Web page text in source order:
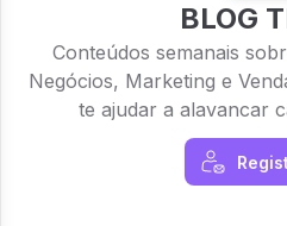
BLOG
Conteúdos semanais
Negócios, Marketing e
te ajudar a alavancar